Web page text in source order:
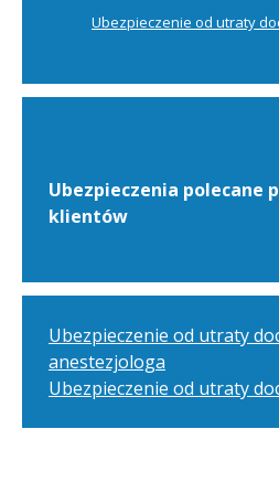
Ubezpieczenie od utraty
Ubezpieczenia polecane
klientów
Ubezpieczenie od utraty
anestezjologa
Ubezpieczenie od utraty